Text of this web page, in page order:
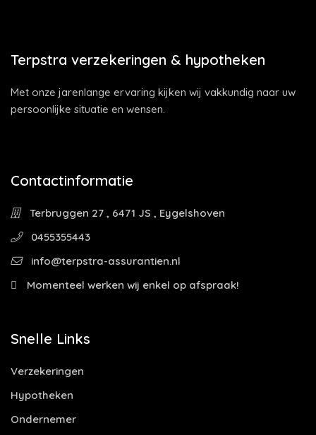
Terpstra verzekeringen & hypotheken
Met onze jarenlange ervaring kijken wij vakkundig naar uw
persoonlijke situatie en wensen.
Contactinformatie
Terbruggen 27 , 6471 JS , Eygelshoven
0455355443
info@terpstra-assurantien.nl
Momenteel werken wij enkel op afspraak!
Snelle Links
Verzekeringen
Hypotheken
Ondernemer